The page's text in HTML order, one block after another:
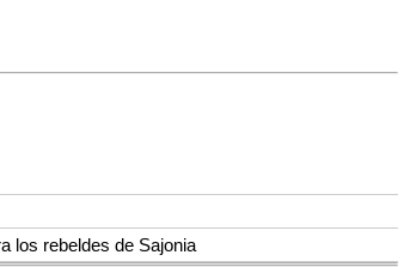
los rebeldes de Sajonia